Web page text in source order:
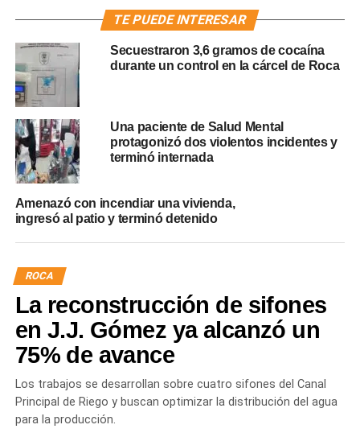
TE PUEDE INTERESAR
Secuestraron 3,6 gramos de cocaína
durante un control en la cárcel de Roca
Una paciente de Salud Mental
protagonizó dos violentos incidentes y
terminó internada
Amenazó con incendiar una vivienda,
ingresó al patio y terminó detenido
ROCA
La reconstrucción de sifones
en J.J. Gómez ya alcanzó un
75% de avance
Los trabajos se desarrollan sobre cuatro sifones del Canal
Principal de Riego y buscan optimizar la distribución del agua
para la producción.